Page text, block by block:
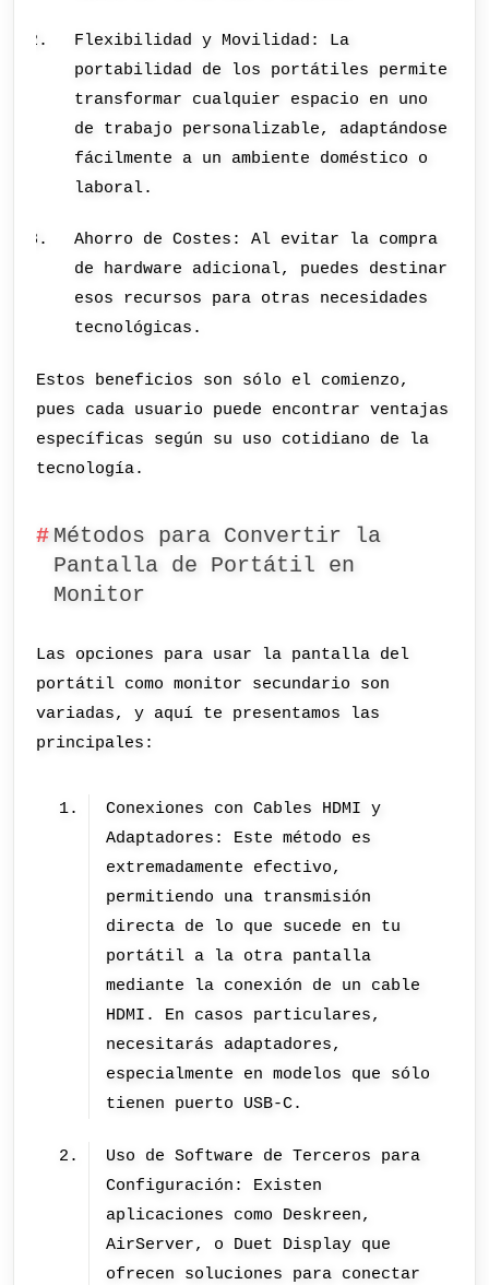
Flexibilidad y Movilidad: La
portabilidad de los portátiles permite
transformar cualquier espacio en uno
de trabajo personalizable, adaptándose
fácilmente a un ambiente doméstico o
laboral.
Ahorro de Costes: Al evitar la compra
de hardware adicional, puedes destinar
esos recursos para otras necesidades
tecnológicas.
Estos beneficios son sólo el comienzo,
pues cada usuario puede encontrar ventajas
específicas según su uso cotidiano de la
tecnología.
Métodos para Convertir la
Pantalla de Portátil en
Monitor
Las opciones para usar la pantalla del
portátil como monitor secundario son
variadas, y aquí te presentamos las
principales:
Conexiones con Cables HDMI y
Adaptadores: Este método es
extremadamente efectivo,
permitiendo una transmisión
directa de lo que sucede en tu
portátil a la otra pantalla
mediante la conexión de un cable
HDMI. En casos particulares,
necesitarás adaptadores,
especialmente en modelos que sólo
tienen puerto USB-C.
Uso de Software de Terceros para
Configuración: Existen
aplicaciones como Deskreen,
AirServer, o Duet Display que
ofrecen soluciones para conectar